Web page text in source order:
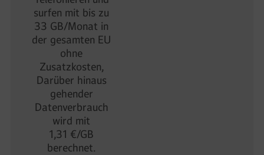
surfen mit bis zu
33 GB/Monat in
der gesamten EU
ohne
Zusatzkosten,
Darüber hinaus
gehender
Datenverbrauch
wird mit
1,31 €/GB
berechnet.